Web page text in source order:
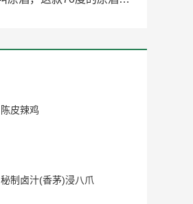
陈皮辣鸡
秘制卤汁(香茅)浸八爪